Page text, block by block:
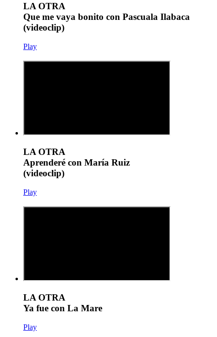
LA OTRA
Que me vaya bonito con Pascuala Ilabaca
(videoclip)
Play
LA OTRA
Aprenderé con María Ruiz
(videoclip)
Play
LA OTRA
Ya fue con La Mare
Play